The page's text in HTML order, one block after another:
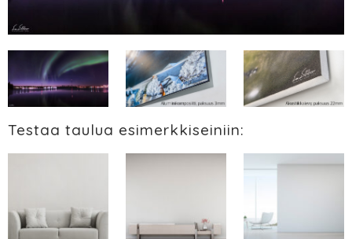
Testaa taulua esimerkkiseiniin: